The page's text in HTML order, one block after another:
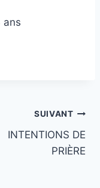
ans
SUIVANT
INTENTIONS DE
PRIÈRE